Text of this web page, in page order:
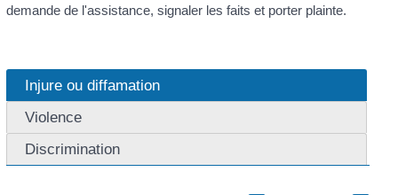
demande de l'assistance, signaler les faits et porter plainte.
Injure ou diffamation
Violence
Discrimination